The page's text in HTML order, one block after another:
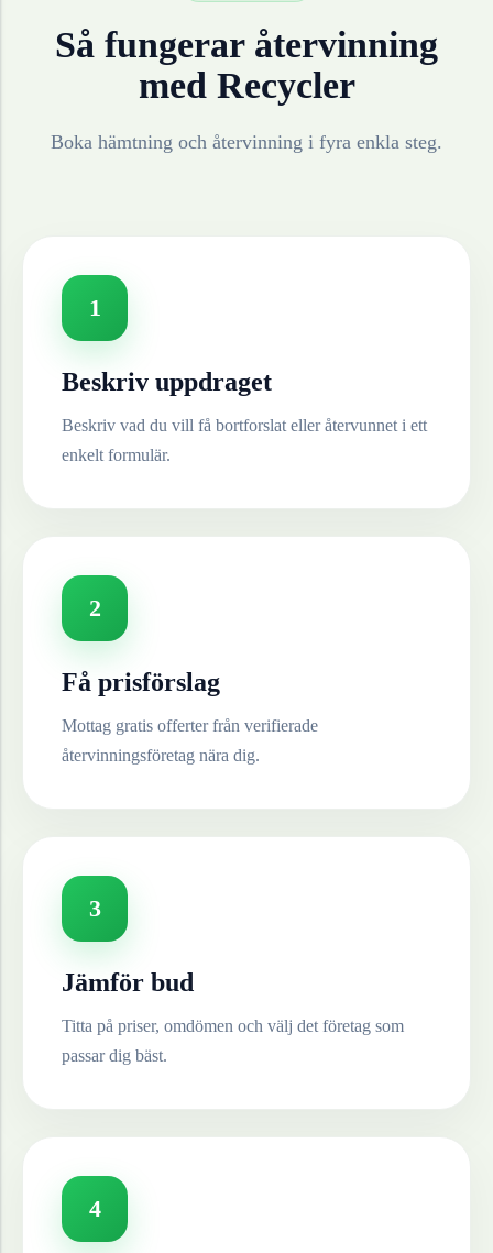
Så fungerar återvinning
med Recycler
Boka hämtning och återvinning i fyra enkla steg.
1
Beskriv uppdraget
Beskriv vad du vill få bortforslat eller återvunnet i ett
enkelt formulär.
2
Få prisförslag
Mottag gratis offerter från verifierade
återvinningsföretag nära dig.
3
Jämför bud
Titta på priser, omdömen och välj det företag som
passar dig bäst.
4